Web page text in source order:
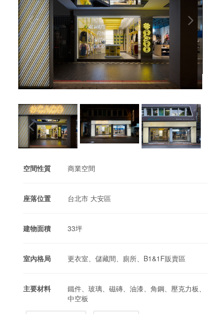
空間性質 商業空間
座落位置 台北市 大安區
建物面積 33坪
室內格局 更衣室、儲藏間、廁所、B1&1F販賣區
主要材料
鐵件、玻璃、磁磚、油漆、角鋼、壓克力板、
中空板